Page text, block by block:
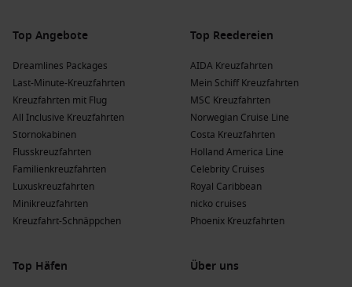
Top Angebote
Dreamlines Packages
Last-Minute-Kreuzfahrten
Kreuzfahrten mit Flug
All Inclusive Kreuzfahrten
Stornokabinen
Flusskreuzfahrten
Familienkreuzfahrten
Luxuskreuzfahrten
Minikreuzfahrten
Kreuzfahrt-Schnäppchen
Top Reedereien
AIDA Kreuzfahrten
Mein Schiff Kreuzfahrten
MSC Kreuzfahrten
Norwegian Cruise Line
Costa Kreuzfahrten
Holland America Line
Celebrity Cruises
Royal Caribbean
nicko cruises
Phoenix Kreuzfahrten
Top Häfen
Über uns